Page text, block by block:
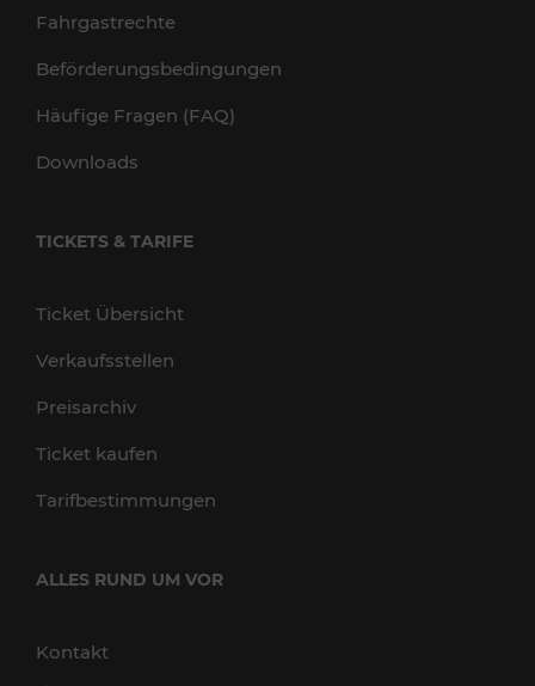
Fahrgastrechte
Beförderungsbedingungen
Häufige Fragen (FAQ)
Downloads
TICKETS & TARIFE
Ticket Übersicht
Verkaufsstellen
Preisarchiv
Ticket kaufen
Tarifbestimmungen
ALLES RUND UM VOR
Kontakt